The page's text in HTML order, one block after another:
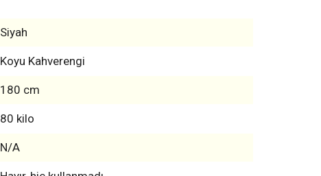
Siyah
Koyu Kahverengi
180 cm
80 kilo
N/A